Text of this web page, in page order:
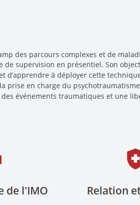
des parcours complexes et de
supervision en présentiel. Son
d’apprendre à déployer cette
prise en charge du
événements traumatiques et une
de l'IMO Relation